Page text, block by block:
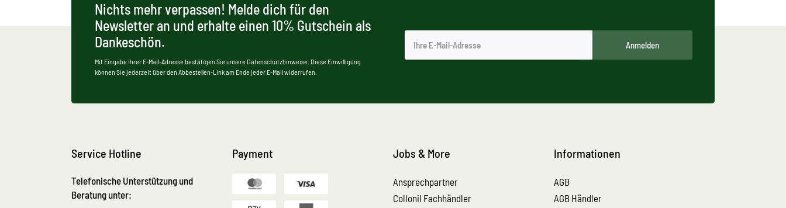
Nichts mehr verpassen! Melde dich für den
Newsletter an und erhalte einen 10% Gutschein als
Dankeschön.
Mit Eingabe Ihrer E-Mail-Adresse bestätigen Sie unsere Datenschutzhinweise. Diese Einwilligung
können Sie jederzeit über den Abbestellen-Link am Ende jeder E-Mail widerrufen.
Anmelden
Service Hotline
Telefonische Unterstützung und
Beratung unter:
Payment Jobs & More
Ansprechpartner
Collonil Fachhändler
Informationen
AGB
AGB Händler